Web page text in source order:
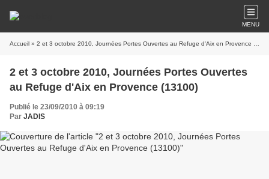
MENU
Accueil » 2 et 3 octobre 2010, Journées Portes Ouvertes au Refuge d'Aix en Provence (13100)
2 et 3 octobre 2010, Journées Portes Ouvertes
au Refuge d'Aix en Provence (13100)
Publié le 23/09/2010 à 09:19
Par JADIS